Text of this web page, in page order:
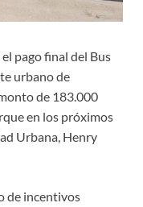
pago final del Bus
urbano de
de 183.000
en los próximos
Urbana, Henry
de incentivos